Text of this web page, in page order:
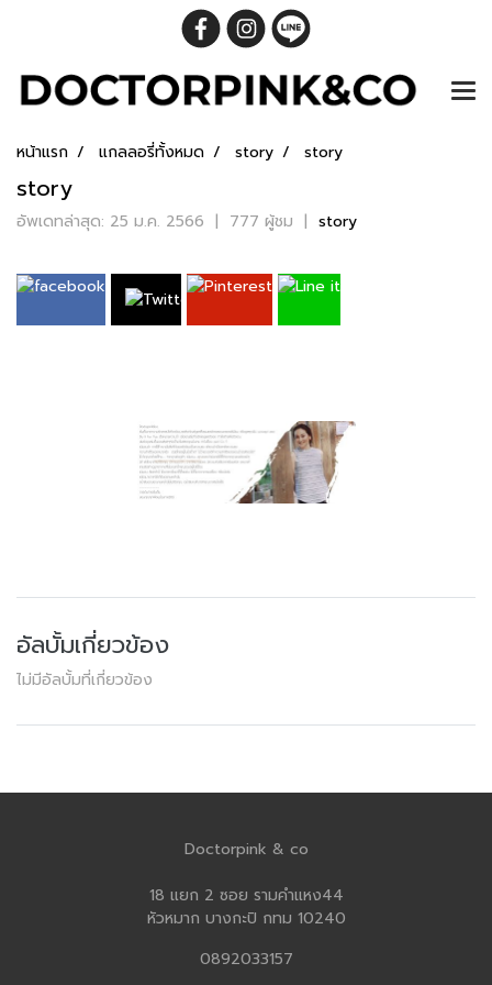
หน้าแรก แกลลอรี่ทั้งหมด story story
story
อัพเดทล่าสุด: 25 ม.ค. 2566 | 777 ผู้ชม | story
อัลบั้มเกี่ยวข้อง
ไม่มีอัลบั้มที่เกี่ยวข้อง
Doctorpink & co
18 แยก 2 ซอย รามคำแหง44
หัวหมาก บางกะปิ กทม 10240
0892033157